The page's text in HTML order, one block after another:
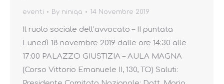
eventi By niniqa 14 Novembre 2019
Il ruolo sociale dell’avvocato – II puntata
Lunedì 18 novembre 2019 dalle ore 14:30 alle
17:00 PALAZZO GIUSTIZIA – AULA MAGNA
(Corso Vittorio Emanuele II, 130, TO) Saluti: